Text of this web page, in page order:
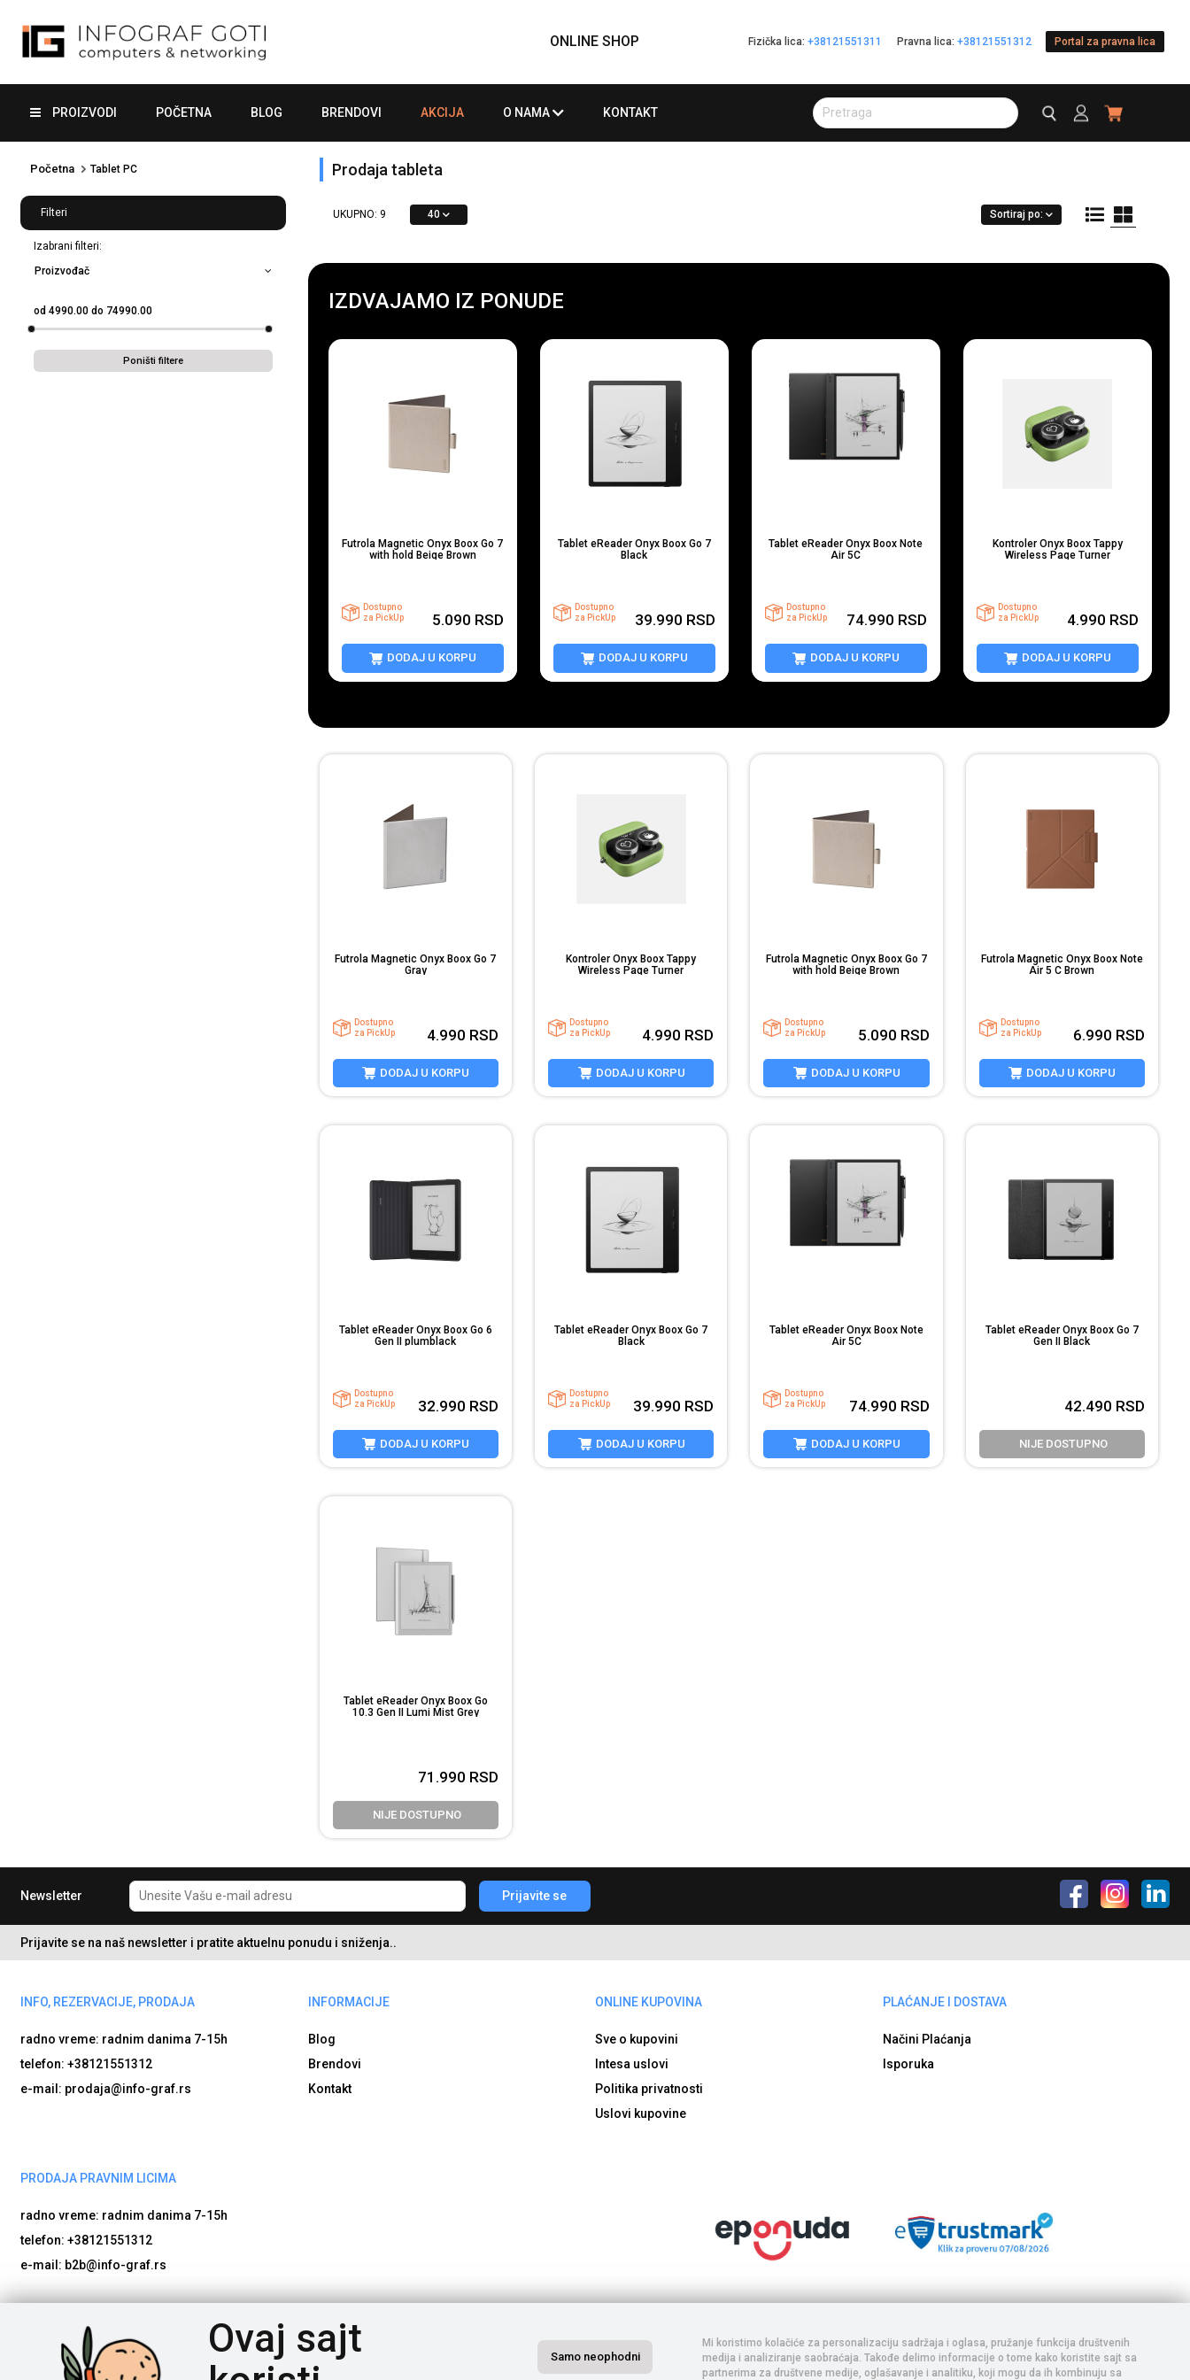
ONLINE SHOP Fizička lica: +38121551311 Pravna lica: +38121551312 Portal za pravna lica
PROIZVODI POČETNA BLOG BRENDOVI AKCIJA O NAMA KONTAKT
Početna Tablet PC
Filteri
Izabrani filteri:
Proizvođač
od 4990.00 do 74990.00
Poništi filtere
Prodaja tableta
UKUPNO: 9 40 Sortiraj po:
IZDVAJAMO IZ PONUDE
Futrola Magnetic Onyx Boox Go 7
with hold Beige Brown
Dostupno
za PickUp
5.090 RSD
DODAJ U KORPU
Tablet eReader Onyx Boox Go 7
Black
Dostupno
za PickUp
39.990 RSD
DODAJ U KORPU
Tablet eReader Onyx Boox Note
Air 5C
Dostupno
za PickUp
74.990 RSD
DODAJ U KORPU
Kontroler Onyx Boox Tappy
Wireless Page Turner
Dostupno
za PickUp
4.990 RSD
DODAJ U KORPU
Futrola Magnetic Onyx Boox Go 7
Gray
Dostupno
za PickUp
4.990 RSD
DODAJ U KORPU
Kontroler Onyx Boox Tappy
Wireless Page Turner
Dostupno
za PickUp
4.990 RSD
DODAJ U KORPU
Futrola Magnetic Onyx Boox Go 7
with hold Beige Brown
Dostupno
za PickUp
5.090 RSD
DODAJ U KORPU
Futrola Magnetic Onyx Boox Note
Air 5 C Brown
Dostupno
za PickUp
6.990 RSD
DODAJ U KORPU
Tablet eReader Onyx Boox Go 6
Gen II plumblack
Dostupno
za PickUp
32.990 RSD
DODAJ U KORPU
Tablet eReader Onyx Boox Go 7
Black
Dostupno
za PickUp
39.990 RSD
DODAJ U KORPU
Tablet eReader Onyx Boox Note
Air 5C
Dostupno
za PickUp
74.990 RSD
DODAJ U KORPU
Tablet eReader Onyx Boox Go 7
Gen II Black
42.490 RSD
NIJE DOSTUPNO
Tablet eReader Onyx Boox Go
10.3 Gen II Lumi Mist Grey
71.990 RSD
NIJE DOSTUPNO
Newsletter Prijavite se
Prijavite se na naš newsletter i pratite aktuelnu ponudu i sniženja..
INFO, REZERVACIJE, PRODAJA
radno vreme: radnim danima 7-15h
telefon: +38121551312
e-mail: prodaja@info-graf.rs
PRODAJA PRAVNIM LICIMA
radno vreme: radnim danima 7-15h
telefon: +38121551312
e-mail: b2b@info-graf.rs
INFORMACIJE
Blog
Brendovi
Kontakt
ONLINE KUPOVINA
Sve o kupovini
Intesa uslovi
Politika privatnosti
Uslovi kupovine
PLAĆANJE I DOSTAVA
Načini Plaćanja
Isporuka
potrebno nam je vreme da proverimo dostupnost naručene robe. Komercijalista će kontaktirati s Vama posle izvršene porudžbine, nakon čega se vrše uplata i realizacija. Trudimo se da prikazani sadržaj
bude proveren, da artikli imaju tačne nazive i detaljne specifikacije, a sve u cilju Vaše lakše kupovine. Ne garantujemo za potpunu tačnost sadržaja, te Vas pozivamo da nas pozovete ukoliko postoji bilo
kakva dilema u vezi sa procesom kupovine.
Ovaj sajt
Samo neophodni
Mi koristimo kolačiće za personalizaciju sadržaja i oglasa, pružanje funkcija društvenih
medija i analiziranje saobraćaja. Takođe delimo informacije o tome kako koristite sajt sa
partnerima za društvene medije, oglašavanje i analitiku, koji mogu da ih kombinuju sa